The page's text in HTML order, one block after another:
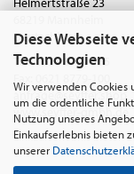
Diese Webseite
Technologien
Wir verwenden Cookies
um die ordentliche
Nutzung unseres
Einkaufserlebnis bieten
unserer
Deutschland
Tel.:0621 8779-555
anfrage@seyffer.shop
www.seyffer-gmbh.de